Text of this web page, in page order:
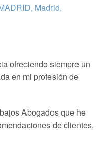
Madrid,
ofreciendo siempre un
en mi profesión de
Abogados que he
de clientes.